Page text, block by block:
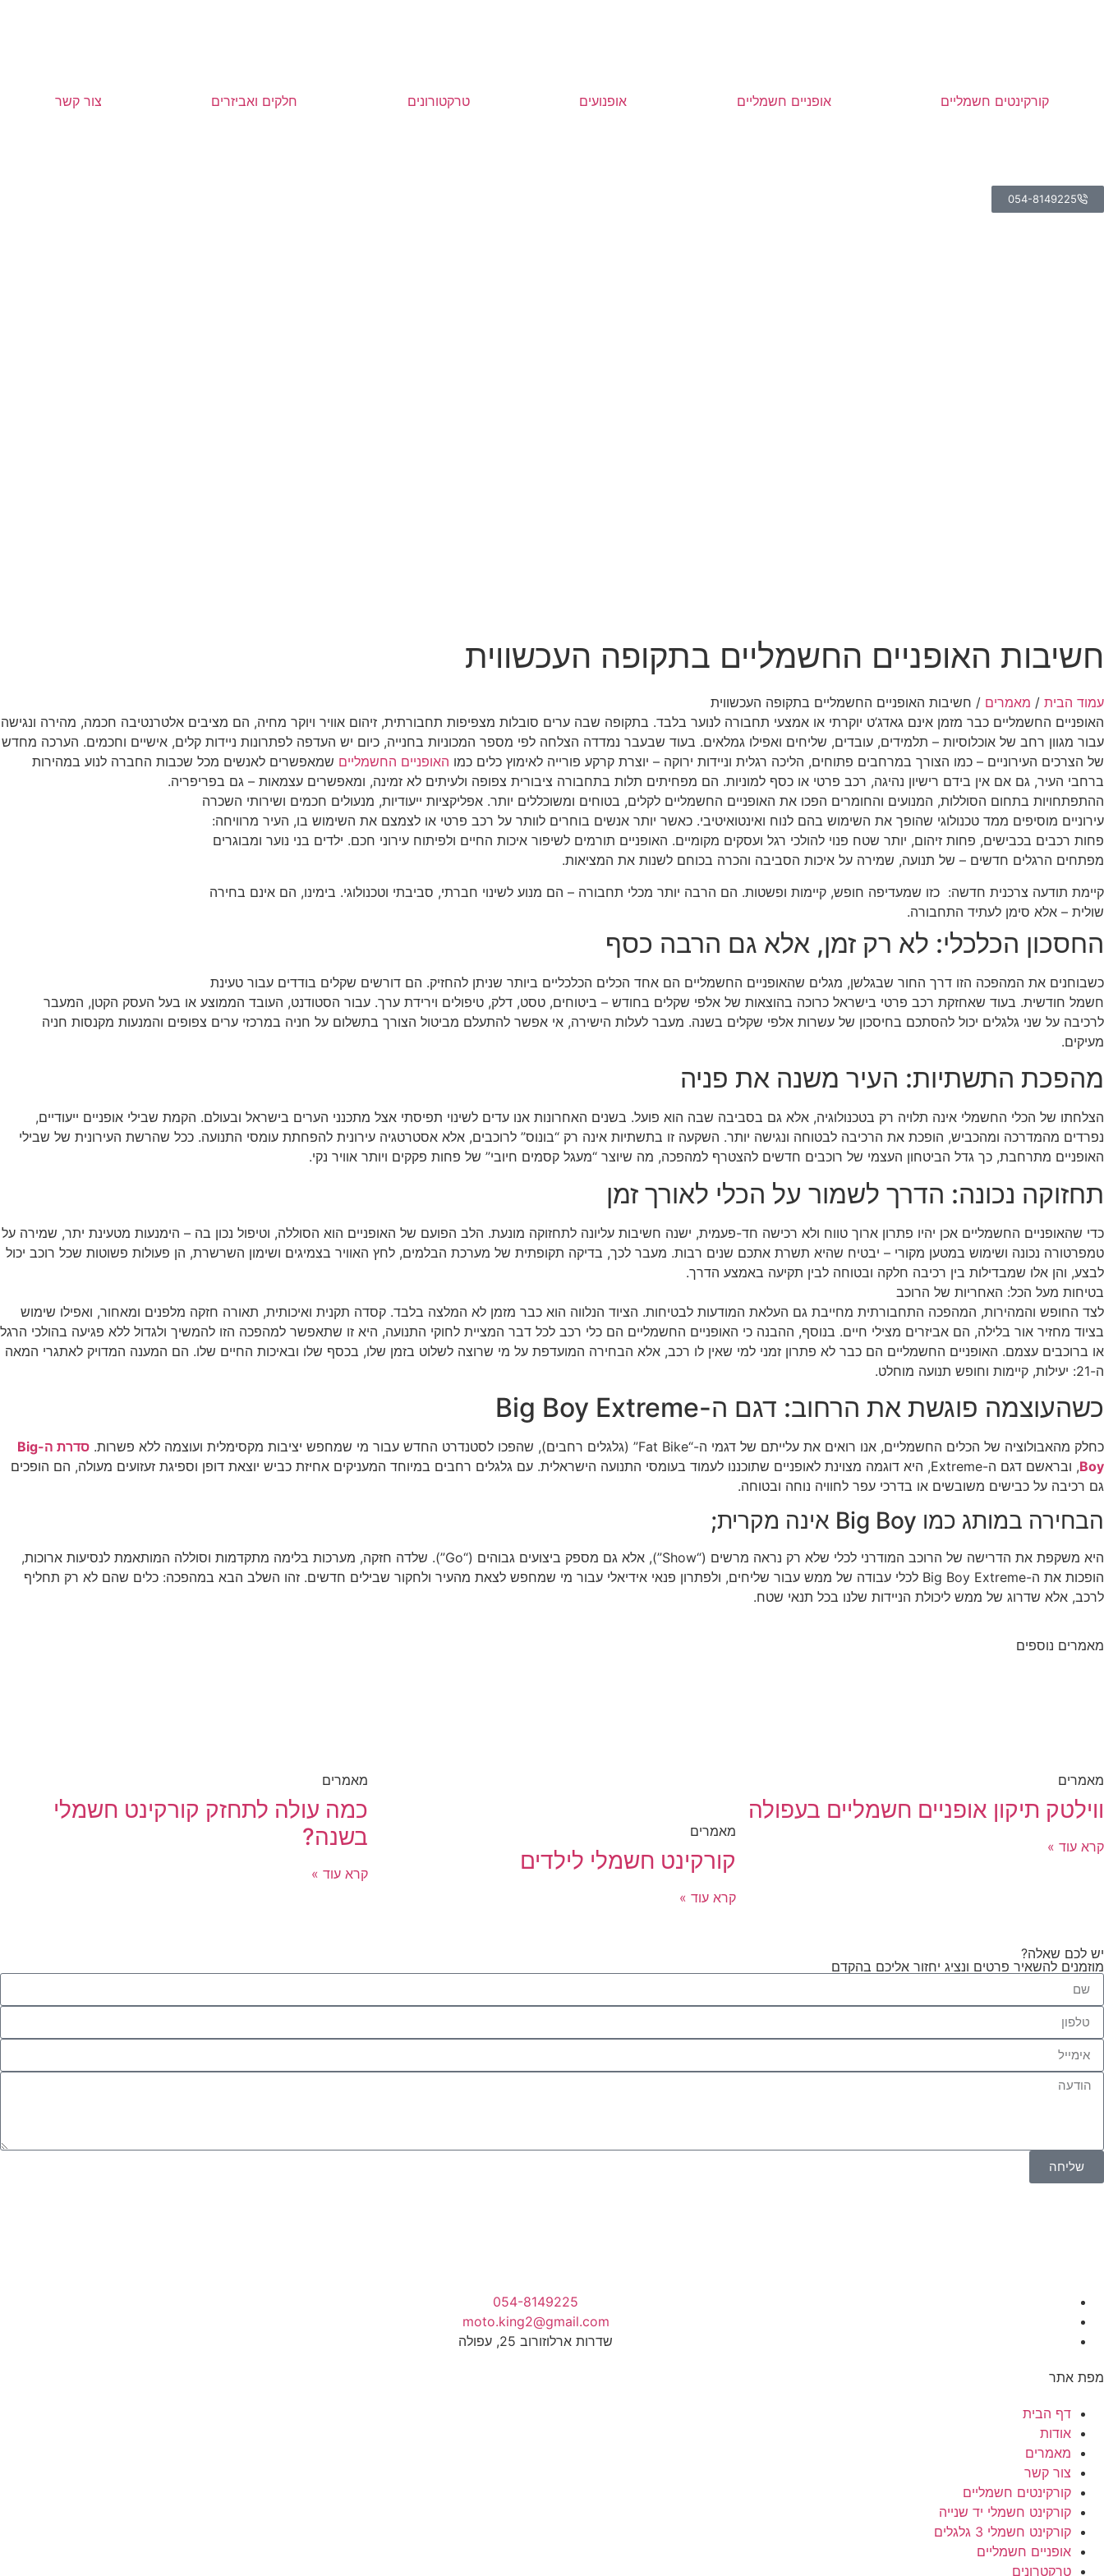
קורקינטים חשמליים אופניים חשמליים אופנועים טרקטורונים חלקים ואביזרים צור קשר
054-8149225
חשיבות האופניים החשמליים בתקופה העכשווית
עמוד הבית / מאמרים / חשיבות האופניים החשמליים בתקופה העכשווית
האופניים החשמליים כבר מזמן אינם גאדג’ט יוקרתי או אמצעי תחבורה לנוער בלבד. בתקופה שבה ערים סובלות מצפיפות תחבורתית, זיהום אוויר ויוקר מחיה, הם מציבים אלטרנטיבה חכמה, מהירה ונגישה
עבור מגוון רחב של אוכלוסיות – תלמידים, עובדים, שליחים ואפילו גמלאים. בעוד שבעבר נמדדה הצלחה לפי מספר המכוניות בחנייה, כיום יש העדפה לפתרונות ניידות קלים, אישיים וחכמים. הערכה מחדש
של הצרכים העירוניים – כמו הצורך במרחבים פתוחים, הליכה רגלית וניידות ירוקה – יוצרת קרקע פורייה לאימוץ כלים כמו האופניים החשמליים שמאפשרים לאנשים מכל שכבות החברה לנוע במהירות
ברחבי העיר, גם אם אין בידם רישיון נהיגה, רכב פרטי או כסף למוניות. הם מפחיתים תלות בתחבורה ציבורית צפופה ולעיתים לא זמינה, ומאפשרים עצמאות – גם בפריפריה.
ההתפתחויות בתחום הסוללות, המנועים והחומרים הפכו את האופניים החשמליים לקלים, בטוחים ומשוכללים יותר. אפליקציות ייעודיות, מנעולים חכמים ושירותי השכרה
עירוניים מוסיפים ממד טכנולוגי שהופך את השימוש בהם לנוח ואינטואיטיבי. כאשר יותר אנשים בוחרים לוותר על רכב פרטי או לצמצם את השימוש בו, העיר מרוויחה:
פחות רכבים בכבישים, פחות זיהום, יותר שטח פנוי להולכי רגל ועסקים מקומיים. האופניים תורמים לשיפור איכות החיים ולפיתוח עירוני חכם. ילדים בני נוער ומבוגרים
מפתחים הרגלים חדשים – של תנועה, שמירה על איכות הסביבה והכרה בכוחם לשנות את המציאות.
קיימת תודעה צרכנית חדשה: כזו שמעדיפה חופש, קיימות ופשטות. הם הרבה יותר מכלי תחבורה – הם מנוע לשינוי חברתי, סביבתי וטכנולוגי. בימינו, הם אינם בחירה
שולית – אלא סימן לעתיד התחבורה.
החסכון הכלכלי: לא רק זמן, אלא גם הרבה כסף
כשבוחנים את המהפכה הזו דרך החור שבגלשן, מגלים שהאופניים החשמליים הם אחד הכלים הכלכליים ביותר שניתן להחזיק. הם דורשים שקלים בודדים עבור טעינת
חשמל חודשית. בעוד שאחזקת רכב פרטי בישראל כרוכה בהוצאות של אלפי שקלים בחודש – ביטוחים, טסט, דלק, טיפולים וירידת ערך. עבור הסטודנט, העובד הממוצע או בעל העסק הקטן, המעבר
לרכיבה על שני גלגלים יכול להסתכם בחיסכון של עשרות אלפי שקלים בשנה. מעבר לעלות הישירה, אי אפשר להתעלם מביטול הצורך בתשלום על חניה במרכזי ערים צפופים והמנעות מקנסות חניה
מעיקים.
מהפכת התשתיות: העיר משנה את פניה
הצלחתו של הכלי החשמלי אינה תלויה רק בטכנולוגיה, אלא גם בסביבה שבה הוא פועל. בשנים האחרונות אנו עדים לשינוי תפיסתי אצל מתכנני הערים בישראל ובעולם. הקמת שבילי אופניים ייעודיים,
נפרדים מהמדרכה ומהכביש, הופכת את הרכיבה לבטוחה ונגישה יותר. השקעה זו בתשתיות אינה רק “בונוס” לרוכבים, אלא אסטרטגיה עירונית להפחתת עומסי התנועה. ככל שהרשת העירונית של שבילי
האופניים מתרחבת, כך גדל הביטחון העצמי של רוכבים חדשים להצטרף למהפכה, מה שיוצר “מעגל קסמים חיובי” של פחות פקקים ויותר אוויר נקי.
תחזוקה נכונה: הדרך לשמור על הכלי לאורך זמן
כדי שהאופניים החשמליים אכן יהיו פתרון ארוך טווח ולא רכישה חד-פעמית, ישנה חשיבות עליונה לתחזוקה מונעת. הלב הפועם של האופניים הוא הסוללה, וטיפול נכון בה – הימנעות מטעינת יתר, שמירה על
טמפרטורה נכונה ושימוש במטען מקורי – יבטיח שהיא תשרת אתכם שנים רבות. מעבר לכך, בדיקה תקופתית של מערכת הבלמים, לחץ האוויר בצמיגים ושימון השרשרת, הן פעולות פשוטות שכל רוכב יכול
לבצע, והן אלו שמבדילות בין רכיבה חלקה ובטוחה לבין תקיעה באמצע הדרך.
בטיחות מעל הכל: האחריות של הרוכב
לצד החופש והמהירות, המהפכה התחבורתית מחייבת גם העלאת המודעות לבטיחות. הציוד הנלווה הוא כבר מזמן לא המלצה בלבד. קסדה תקנית ואיכותית, תאורה חזקה מלפנים ומאחור, ואפילו שימוש
בציוד מחזיר אור בלילה, הם אביזרים מצילי חיים. בנוסף, ההבנה כי האופניים החשמליים הם כלי רכב לכל דבר המציית לחוקי התנועה, היא זו שתאפשר למהפכה הזו להמשיך ולגדול ללא פגיעה בהולכי הרגל
או ברוכבים עצמם. האופניים החשמליים הם כבר לא פתרון זמני למי שאין לו רכב, אלא הבחירה המועדפת על מי שרוצה לשלוט בזמן שלו, בכסף שלו ובאיכות החיים שלו. הם המענה המדויק לאתגרי המאה
ה-21: יעילות, קיימות וחופש תנועה מוחלט.
כשהעוצמה פוגשת את הרחוב: דגם ה-Big Boy Extreme
כחלק מהאבולוציה של הכלים החשמליים, אנו רואים את עלייתם של דגמי ה-“Fat Bike” (גלגלים רחבים), שהפכו לסטנדרט החדש עבור מי שמחפש יציבות מקסימלית ועוצמה ללא פשרות.
סדרת ה-Big
Boy
, ובראשם דגם ה-Extreme, היא דוגמה מצוינת לאופניים שתוכננו לעמוד בעומסי התנועה הישראלית. עם גלגלים רחבים במיוחד המעניקים אחיזת כביש יוצאת דופן וספיגת זעזועים מעולה, הם הופכים
גם רכיבה על כבישים משובשים או בדרכי עפר לחוויה נוחה ובטוחה.
הבחירה במותג כמו Big Boy אינה מקרית;
היא משקפת את הדרישה של הרוכב המודרני לכלי שלא רק נראה מרשים (“Show”), אלא גם מספק ביצועים גבוהים (“Go”). שלדה חזקה, מערכות בלימה מתקדמות וסוללה המותאמת לנסיעות ארוכות,
הופכות את ה-Big Boy Extreme לכלי עבודה של ממש עבור שליחים, ולפתרון פנאי אידיאלי עבור מי שמחפש לצאת מהעיר ולחקור שבילים חדשים. זהו השלב הבא במהפכה: כלים שהם לא רק תחליף
לרכב, אלא שדרוג של ממש ליכולת הניידות שלנו בכל תנאי שטח.
מאמרים נוספים
מאמרים
ווילטק תיקון אופניים חשמליים בעפולה
קרא עוד »
מאמרים
קורקינט חשמלי לילדים
קרא עוד »
מאמרים
כמה עולה לתחזק קורקינט חשמלי
בשנה?
קרא עוד »
יש לכם שאלה?
מוזמנים להשאיר פרטים ונציג יחזור אליכם בהקדם
שליחה
054-8149225
moto.king2@gmail.com
שדרות ארלוזורוב 25, עפולה
מפת אתר
דף הבית
אודות
מאמרים
צור קשר
קורקינטים חשמליים
קורקינט חשמלי יד שנייה
קורקינט חשמלי 3 גלגלים
אופניים חשמליים
טרקטרונים